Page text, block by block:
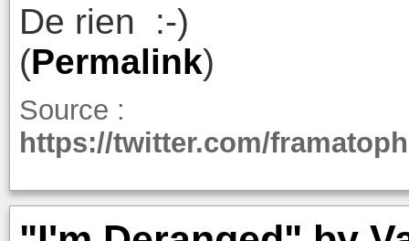
De rien :-)
(Permalink)
Source :
https://twitter.com/